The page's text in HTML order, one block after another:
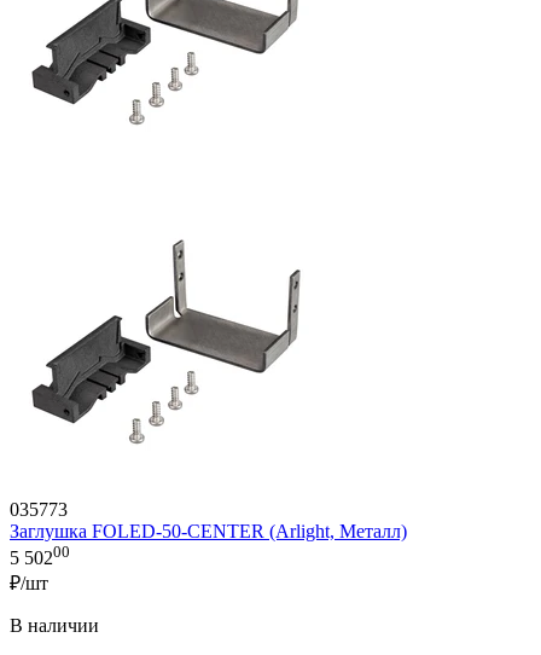
035773
Заглушка FOLED-50-CENTER (Arlight, Металл)
5 50200
₽/шт
В наличии